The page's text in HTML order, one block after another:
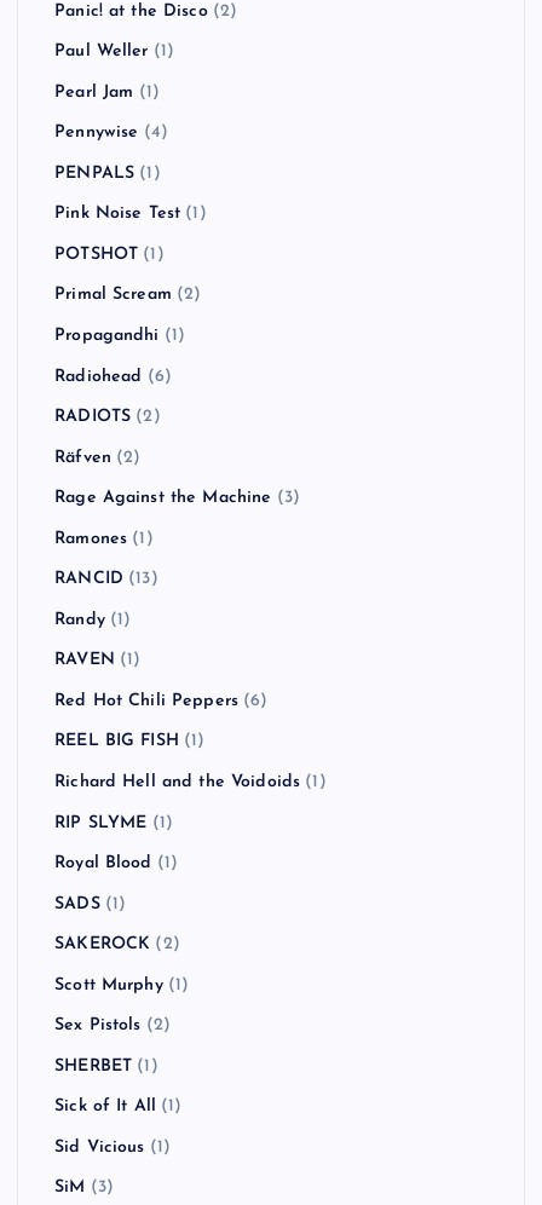
Panic! at the Disco(2)
Paul Weller (1)
Pearl Jam (1)
Pennywise (4)
PENPALS (1)
Pink Noise Test (1)
POTSHOT (1)
Primal Scream (2)
Propagandhi (1)
Radiohead (6)
RADIOTS (2)
Räfven (2)
Rage Against the Machine (3)
Ramones (1)
RANCID (13)
Randy(1)
RAVEN (1)
Red Hot Chili Peppers (6)
REEL BIG FISH (1)
Richard Hell and the Voidoids (1)
RIP SLYME (1)
Royal Blood (1)
SADS(1)
SAKEROCK (2)
Scott Murphy(1)
Sex Pistols (2)
SHERBET (1)
Sick of It All (1)
Sid Vicious (1)
SiM (3)